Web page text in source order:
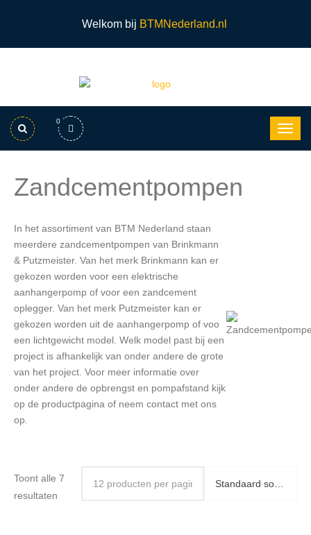
Welkom bij BTMNederland.nl
0
Zandcementpompen
In het assortiment van BTM Nederland staan
meerdere zandcementpompen van Brinkmann
& Putzmeister. Van het merk Brinkmann kan er
gekozen worden voor een elektrische
aanhangerpomp of voor een zandcement
oplegger. Van het merk Putzmeister kan er
gekozen worden uit de aanhangerpomp of voo
een lichtgewicht model. Welk model past bij een
project is afhankelijk van onder andere de grote
van het project. Voor meer informatie over
onder andere de opbrengst en pompafstand kijk
op de productpagina of neem contact met ons
op.
Toont alle 7
resultaten